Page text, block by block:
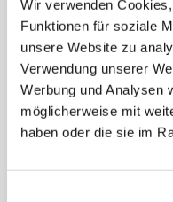
Wir verwenden
Funktionen für soziale
unsere Website zu
Verwendung unserer
Werbung und Analysen
möglicherweise mit
haben oder die sie im
4 Ausführungen